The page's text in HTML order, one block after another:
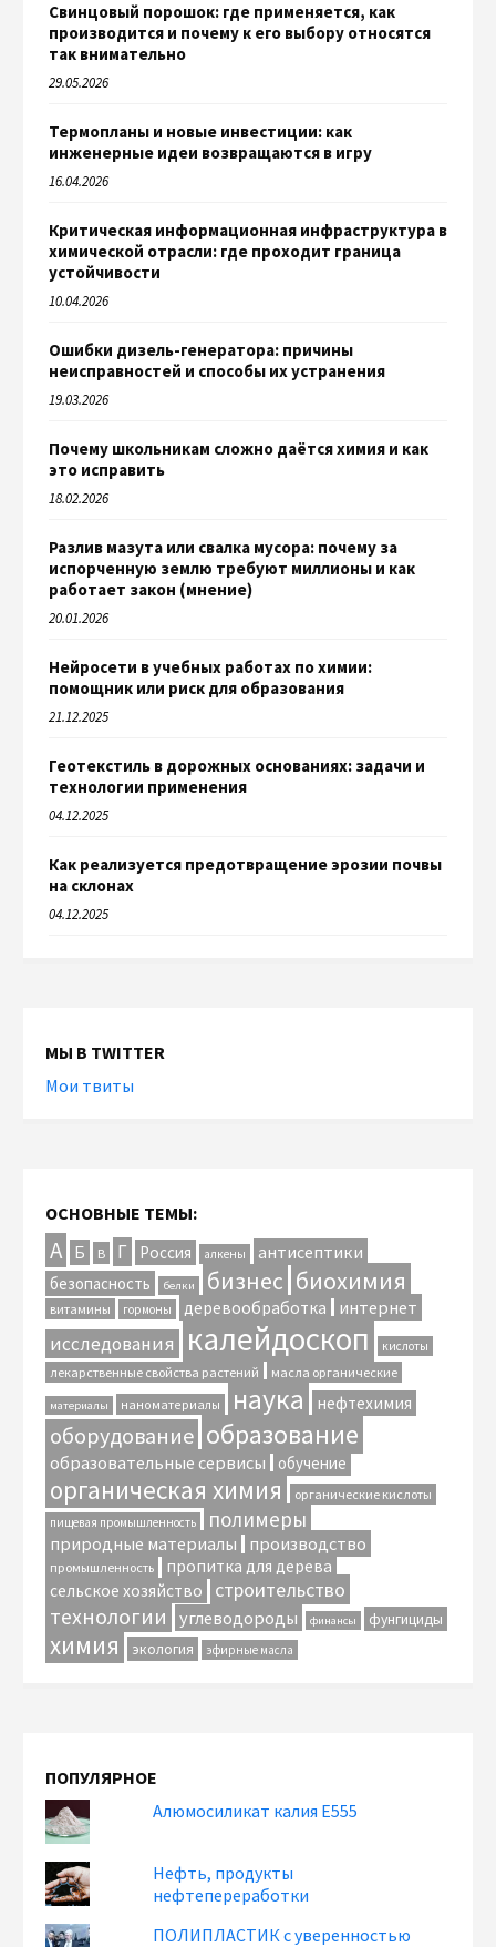
Свинцовый порошок: где применяется, как
производится и почему к его выбору относятся
так внимательно
29.05.2026
Термопланы и новые инвестиции: как
инженерные идеи возвращаются в игру
16.04.2026
Критическая информационная инфраструктура в
химической отрасли: где проходит граница
устойчивости
10.04.2026
Ошибки дизель-генератора: причины
неисправностей и способы их устранения
19.03.2026
Почему школьникам сложно даётся химия и как
это исправить
18.02.2026
Разлив мазута или свалка мусора: почему за
испорченную землю требуют миллионы и как
работает закон (мнение)
20.01.2026
Нейросети в учебных работах по химии:
помощник или риск для образования
21.12.2025
Геотекстиль в дорожных основаниях: задачи и
технологии применения
04.12.2025
Как реализуется предотвращение эрозии почвы
на склонах
04.12.2025
МЫ В TWITTER
Мои твиты
ОСНОВНЫЕ ТЕМЫ:
А Б В Г Россия алкены антисептики
безопасность белки бизнес биохимия
витамины гормоны деревообработка интернет
исследования калейдоскоп кислоты
лекарственные свойства растений масла органические
материалы наноматериалы наука нефтехимия
оборудование образование
образовательные сервисы обучение
органическая химия органические кислоты
пищевая промышленность полимеры
природные материалы производство
промышленность
пропитка для дерева
сельское хозяйство
строительство
технологии углеводороды финансы фунгициды
химия экология эфирные масла
ПОПУЛЯРНОЕ
Алюмосиликат калия Е555
Нефть, продукты
нефтепереработки
ПОЛИПЛАСТИК с уверенностью